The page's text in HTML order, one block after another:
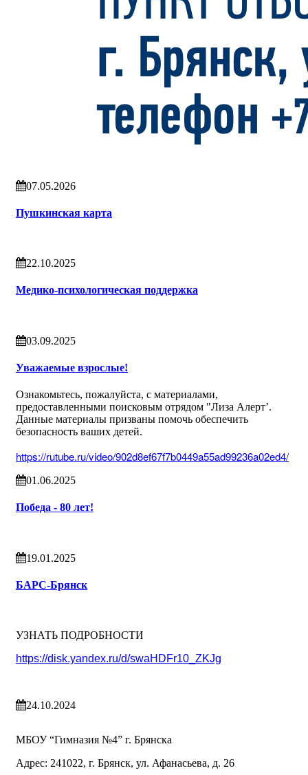
07.05.2026
Пушкинская карта
22.10.2025
Медико-психологическая поддержка
03.09.2025
Уважаемые взрослые!
Ознакомьтесь, пожалуйста, с материалами,
предоставленными поисковым отрядом "Лиза Алерт’.
Данные материалы призваны помочь обеспечить
безопасность ваших детей.
https://rutube.ru/video/902d8ef67f7b0449a55ad99236a02ed4/
01.06.2025
Победа - 80 лет!
19.01.2025
БАРС-Брянск
УЗНАТЬ ПОДРОБНОСТИ
https://disk.yandex.ru/d/swaHDFr10_ZKJg
24.10.2024
МБОУ “Гимназия №4” г. Брянска
Адрес: 241022, г. Брянск, ул. Афанасьева, д. 26